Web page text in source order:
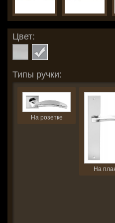
Цвет:
Типы ручки:
На розетке
На